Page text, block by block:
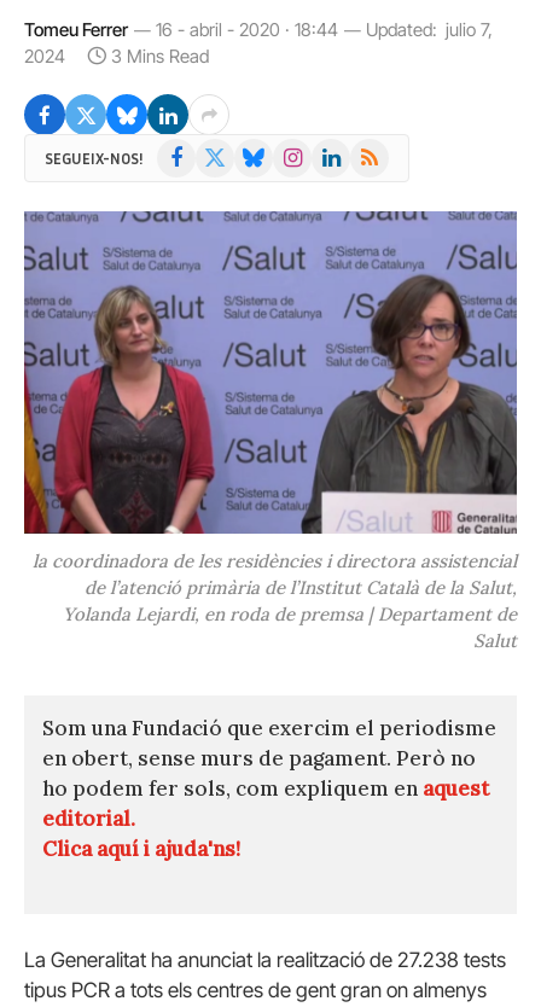
Tomeu Ferrer 16 - abril - 2020 · 18:44 Updated: julio 7,
2024
3 Mins Read
SEGUEIX-NOS! Facebook BlueskyInstagramLinkedIn
RSS
la coordinadora de les residències i directora assistencial
de l’atenció primària de l’Institut Català de la Salut,
Yolanda Lejardi, en roda de premsa | Departament de
Salut
Som una Fundació que exercim el periodisme
en obert, sense murs de pagament. Però no
ho podem fer sols, com expliquem en aquest
editorial.
Clica aquí i ajuda'ns!
La Generalitat ha anunciat la realització de 27.238 tests
tipus PCR a tots els centres de gent gran on almenys